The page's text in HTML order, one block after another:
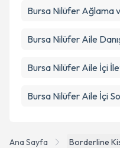
Ana Sayfa Borderline
Bursa Nilüfer Ağlama
Bursa Nilüfer Aile
Bursa Nilüfer Aile İçi
Bursa Nilüfer Aile İçi